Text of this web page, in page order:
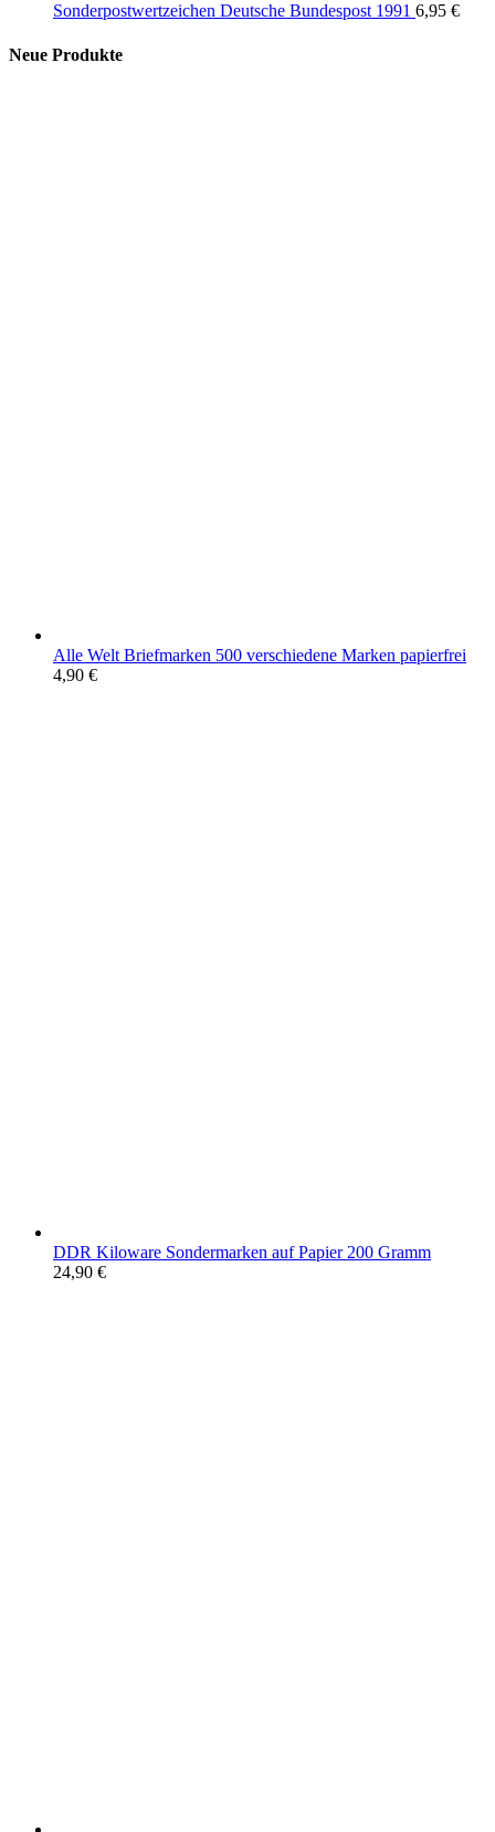
Sonderpostwertzeichen Deutsche Bundespost 1991 6,95 €
Neue Produkte
Alle Welt Briefmarken 500 verschiedene Marken papierfrei
4,90 €
DDR Kiloware Sondermarken auf Papier 200 Gramm
24,90 €